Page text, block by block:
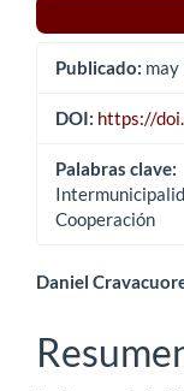
Publicado:
DOI: https://
Palabras clave:
Cooperación
principal
del
Daniel